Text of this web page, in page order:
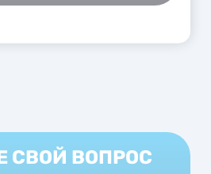
данных
СВОЙ ВОПРОС